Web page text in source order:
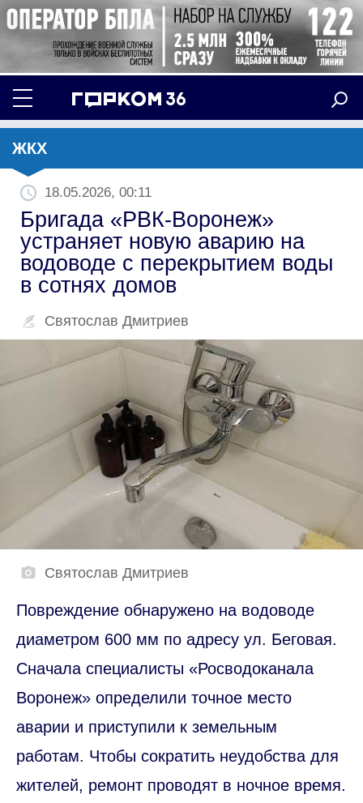
ЖКХ
18.05.2026, 00:11
Бригада «РВК-Воронеж»
устраняет новую аварию на
водоводе с перекрытием воды
в сотнях домов
Святослав Дмитриев
Святослав Дмитриев
Повреждение обнаружено на водоводе
диаметром 600 мм по адресу ул. Беговая.
Сначала специалисты «Росводоканала
Воронеж» определили точное место
аварии и приступили к земельным
работам. Чтобы сократить неудобства для
жителей, ремонт проводят в ночное время.